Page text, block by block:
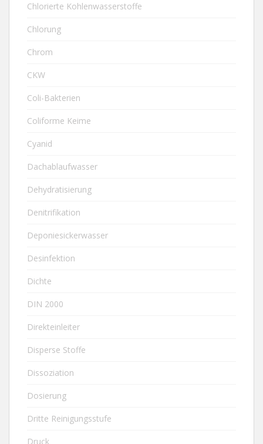
Chlorierte Kohlenwasserstoffe
Chlorung
Chrom
CKW
Coli-Bakterien
Coliforme Keime
Cyanid
Dachablaufwasser
Dehydratisierung
Denitrifikation
Deponiesickerwasser
Desinfektion
Dichte
DIN 2000
Direkteinleiter
Disperse Stoffe
Dissoziation
Dosierung
Dritte Reinigungsstufe
Druck